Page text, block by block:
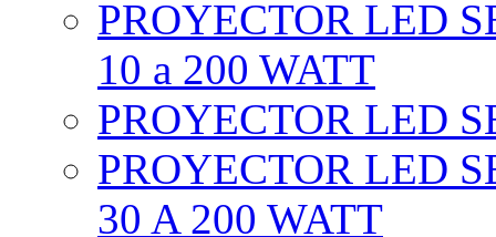
PROYECTOR LED
10 a 200 WATT
PROYECTOR LED
PROYECTOR LED
30 A 200 WATT